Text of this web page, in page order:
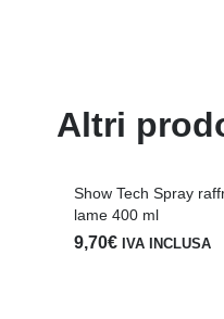
Altri
Show Tech Spray
lame 400 ml
9,70€ IVA INCLUSA